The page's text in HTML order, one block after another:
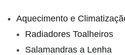
Aquecimento e
Radiadores Toalheiros
Salamandras a Lenha